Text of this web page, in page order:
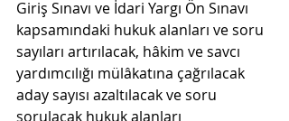
Giriş Sınavı ve İdari Yargı Ön Sınavı
kapsamındaki hukuk alanları ve soru
sayıları artırılacak, hâkim ve savcı
yardımcılığı mülâkatına çağrılacak
aday sayısı azaltılacak ve soru
sorulacak hukuk alanları